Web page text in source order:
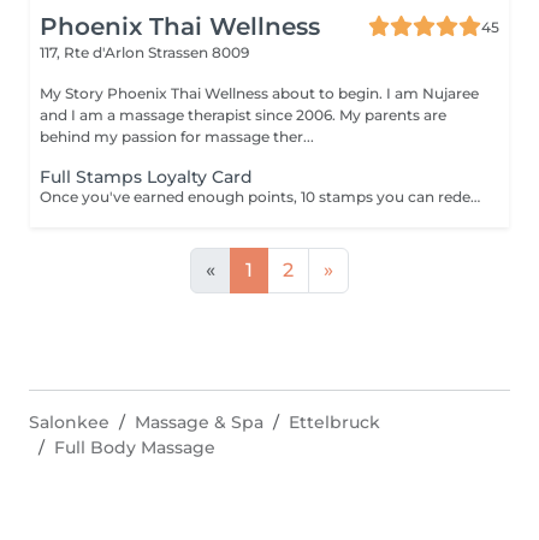
Phoenix Thai Wellness
45
117, Rte d'Arlon Strassen 8009
My Story Phoenix Thai Wellness about to begin. I am Nujaree
and I am a massage therapist since 2006. My parents are
behind my passion for massage ther...
Full Stamps Loyalty Card
Once you've earned enough points, 10 stamps you can redeem them for a discount 30 minutes free.
« 1 2 »
Salonkee Massage & Spa
Ettelbruck
Full Body Massage